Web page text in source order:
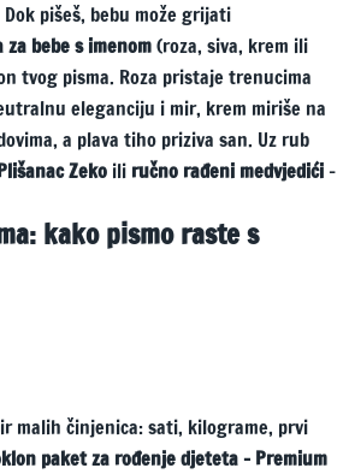
pišeš, bebu može grijati
bebe s imenom(roza, siva, krem ili
tvog pisma. Roza pristaje trenucima
eleganciju i mir, krem miriše na
a plava tiho priziva san. Uz rub
Zeko ili ručno rađeni medvjedići–
kako pismo raste s
malih činjenica: sati, kilograme, prvi
paket za rođenje djeteta – Premium